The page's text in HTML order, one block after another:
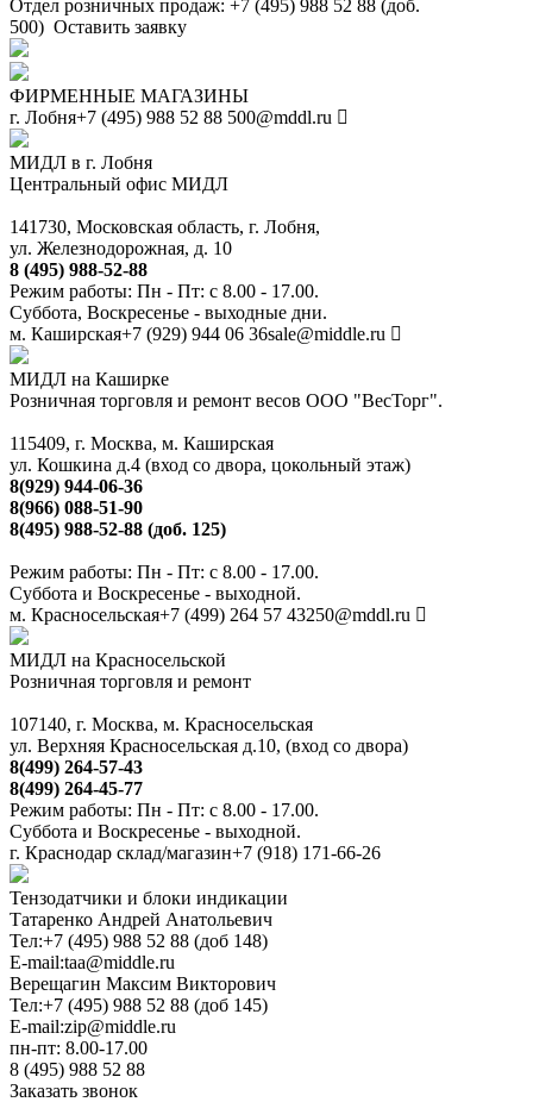
Отдел розничных продаж: +7 (495) 988 52 88 (доб.
500) Оставить заявку
ФИРМЕННЫЕ МАГАЗИНЫ
г. Лобня+7 (495) 988 52 88 500@mddl.ru
МИДЛ в г. Лобня
Центральный офис МИДЛ
141730, Московская область, г. Лобня,
ул. Железнодорожная, д. 10
8 (495) 988-52-88
Режим работы: Пн - Пт: с 8.00 - 17.00.
Суббота, Воскресенье - выходные дни.
м. Каширская+7 (929) 944 06 36sale@middle.ru
МИДЛ на Каширке
Розничная торговля и ремонт весов ООО "ВесТорг".
115409, г. Москва, м. Каширская
ул. Кошкина д.4 (вход со двора, цокольный этаж)
8(929) 944-06-36
8(966) 088-51-90
8(495) 988-52-88 (доб. 125)
Режим работы: Пн - Пт: с 8.00 - 17.00.
Суббота и Воскресенье - выходной.
м. Красносельская+7 (499) 264 57 43250@mddl.ru
МИДЛ на Красносельской
Розничная торговля и ремонт
107140, г. Москва, м. Красносельская
ул. Верхняя Красносельская д.10, (вход со двора)
8(499) 264-57-43
8(499) 264-45-77
Режим работы: Пн - Пт: с 8.00 - 17.00.
Суббота и Воскресенье - выходной.
г. Краснодар склад/магазин+7 (918) 171-66-26
Тензодатчики и блоки индикации
Татаренко Андрей Анатольевич
Тел:+7 (495) 988 52 88 (доб 148)
E-mail:taa@middle.ru
Верещагин Максим Викторович
Тел:+7 (495) 988 52 88 (доб 145)
E-mail:zip@middle.ru
пн-пт: 8.00-17.00
8 (495) 988 52 88
Заказать звонок